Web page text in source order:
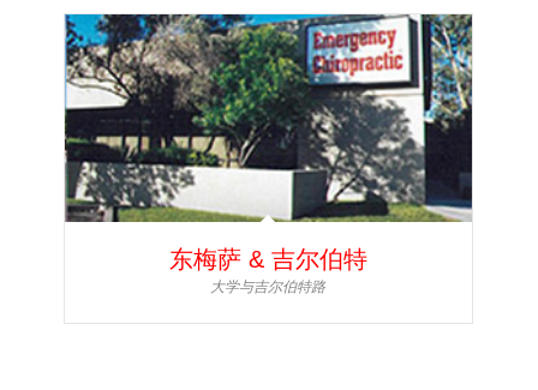
东梅萨 & 吉尔伯特
大学与吉尔伯特路